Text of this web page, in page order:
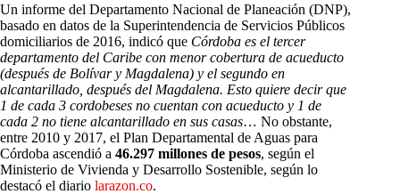
Un informe del Departamento Nacional de Planeación (DNP),
basado en datos de la Superintendencia de Servicios Públicos
domiciliarios de 2016, indicó que Córdoba es el tercer
departamento del Caribe con menor cobertura de acueducto
(después de Bolívar y Magdalena) y el segundo en
alcantarillado, después del Magdalena. Esto quiere decir que
1 de cada 3 cordobeses no cuentan con acueducto y 1 de
cada 2 no tiene alcantarillado en sus casas… No obstante,
entre 2010 y 2017, el Plan Departamental de Aguas para
Córdoba ascendió a 46.297 millones de pesos, según el
Ministerio de Vivienda y Desarrollo Sostenible, según lo
destacó el diario larazon.co.